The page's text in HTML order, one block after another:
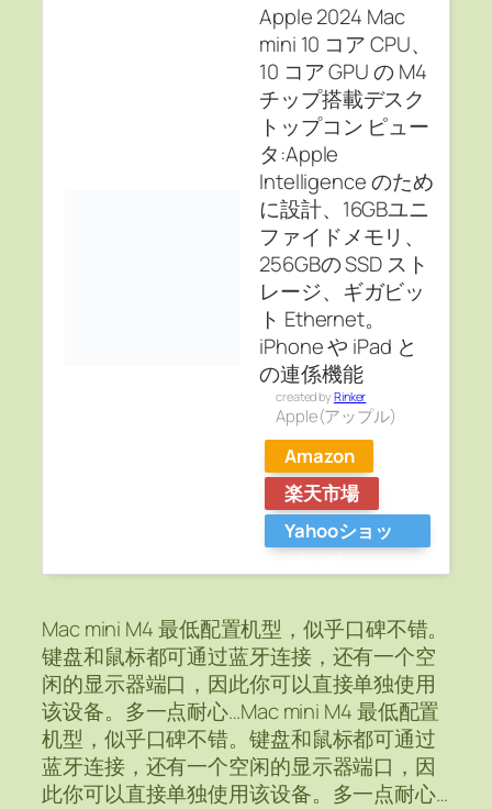
Apple 2024 Mac
mini 10 コア CPU、
10 コア GPU の M4
チップ搭載デスク
トップコン ピュー
タ:Apple
Intelligence のため
に設計、16GBユニ
ファイドメモリ、
256GBの SSD スト
レージ、ギガビッ
ト Ethernet。
iPhone や iPad と
の連係機能
created byRinker
Apple(アップル)
Amazon
楽天市場
Yahooショッ
Mac mini M4 最低配置机型，似乎口碑不错。
键盘和鼠标都可通过蓝牙连接，还有一个空
闲的显示器端口，因此你可以直接单独使用
该设备。多一点耐心…Mac mini M4 最低配置
机型，似乎口碑不错。键盘和鼠标都可通过
蓝牙连接，还有一个空闲的显示器端口，因
此你可以直接单独使用该设备。多一点耐心…